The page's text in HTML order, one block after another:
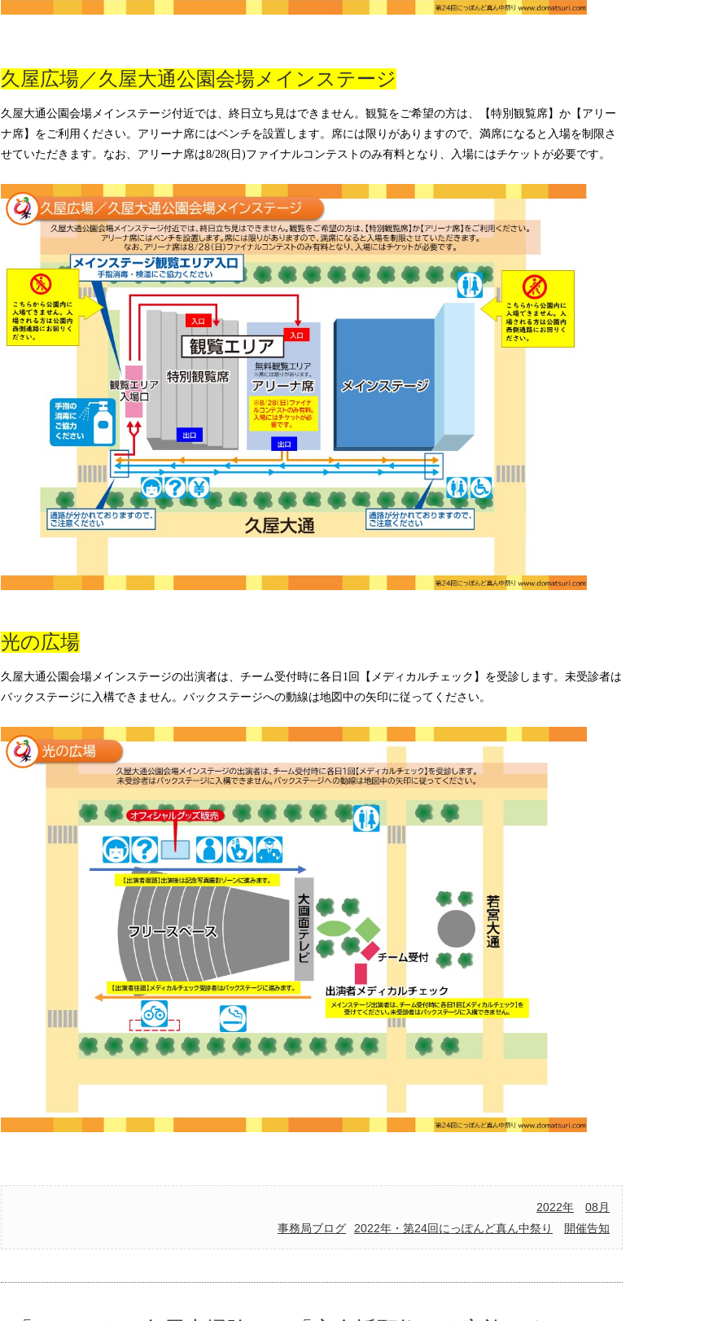
久屋広場／久屋大通公園会場メインステージ
久屋大通公園会場メインステージ付近では、終日立ち見はできません。観覧をご希望の方は、 【特別観覧席】 か 【 アリー
ナ席】 をご利用ください。 アリーナ席にはベンチを設置します。席には限りがありますので、満席になると入場を制限さ
せていただきます。 なお、アリーナ席は8/28( 日 )ファイナルコンテストのみ有料となり、入場にはチケットが必要です。
光の広場
久屋大通公園会場メインステージの出演者は、チーム受付時に各日 1 回 【 メディカルチェック 】 を受診します。 未受診者は
バックステージに入構できません。バックステージへの動線は地図中の矢印に従ってください。
2022年
08月
事務局ブログ
2022年・第24回にっぽんど真ん中祭り 開催告知